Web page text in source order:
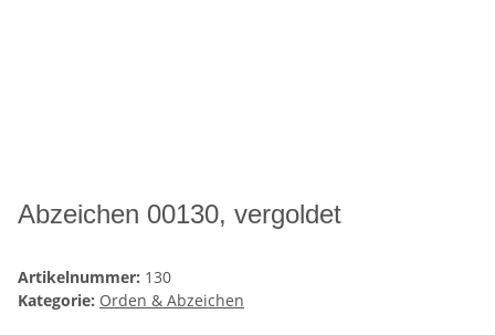
Abzeichen 00130, vergoldet
Artikelnummer: 130
Kategorie: Orden & Abzeichen